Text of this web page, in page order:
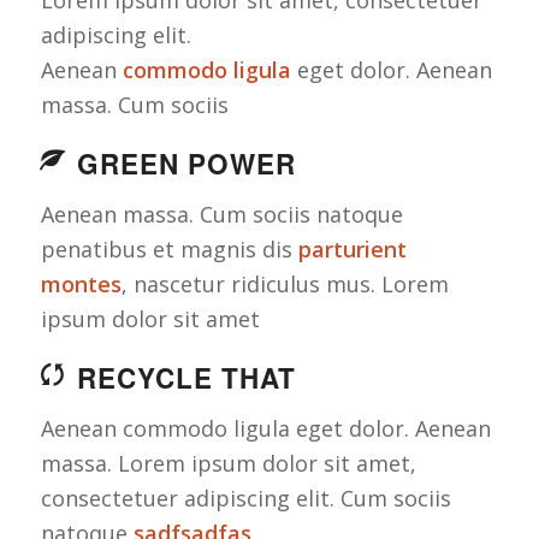
adipiscing elit.
Aenean commodo ligula eget dolor. Aenean
massa. Cum sociis
GREEN POWER
Aenean massa. Cum sociis natoque
penatibus et magnis dis parturient
montes, nascetur ridiculus mus. Lorem
ipsum dolor sit amet
RECYCLE THAT
Aenean commodo ligula eget dolor. Aenean
massa. Lorem ipsum dolor sit amet,
consectetuer adipiscing elit. Cum sociis